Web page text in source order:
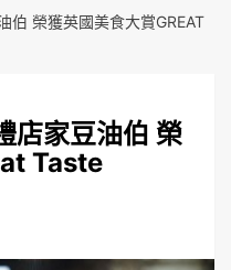
伯 榮獲英國美食大賞GREAT
店家豆油伯 榮
Taste